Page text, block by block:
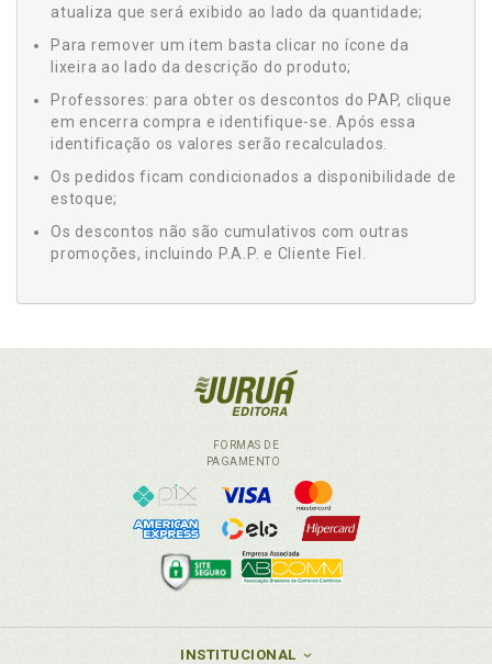
atualiza que será exibido ao lado da quantidade;
Para remover um item basta clicar no ícone da
lixeira ao lado da descrição do produto;
Professores: para obter os descontos do PAP, clique
em encerra compra e identifique-se. Após essa
identificação os valores serão recalculados.
Os pedidos ficam condicionados a disponibilidade de
estoque;
Os descontos não são cumulativos com outras
promoções, incluindo P.A.P. e Cliente Fiel.
FORMAS DE
PAGAMENTO
INSTITUCIONAL